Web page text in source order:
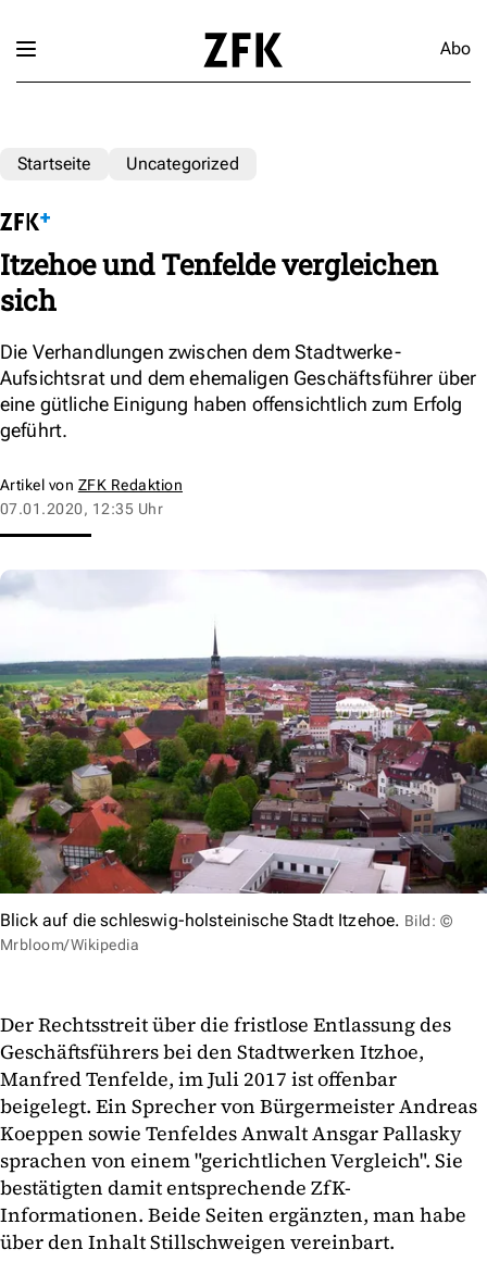
Abo
Startseite Uncategorized
Itzehoe und Tenfelde vergleichen
sich
Die Verhandlungen zwischen dem Stadtwerke-
Aufsichtsrat und dem ehemaligen Geschäftsführer über
eine gütliche Einigung haben offensichtlich zum Erfolg
geführt.
Artikel von ZFK Redaktion
07.01.2020, 12:35 Uhr
Blick auf die schleswig-holsteinische Stadt Itzehoe. Bild: ©
Mrbloom/Wikipedia
Der Rechtsstreit über die fristlose Entlassung des
Geschäftsführers bei den Stadtwerken Itzhoe,
Manfred Tenfelde, im Juli 2017 ist offenbar
beigelegt. Ein Sprecher von Bürgermeister Andreas
Koeppen sowie Tenfeldes Anwalt Ansgar Pallasky
sprachen von einem "gerichtlichen Vergleich". Sie
bestätigten damit entsprechende ZfK-
Informationen. Beide Seiten ergänzten, man habe
über den Inhalt Stillschweigen vereinbart.